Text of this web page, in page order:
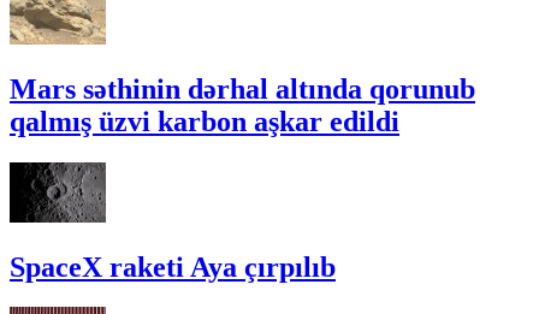
Mars səthinin dərhal altında qorunub
qalmış üzvi karbon aşkar edildi
SpaceX raketi Aya çırpılıb